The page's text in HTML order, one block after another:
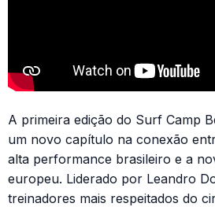
A primeira edição do Surf Camp
um novo capítulo na conexão
alta performance brasileiro e a
europeu. Liderado por Leandro
treinadores mais respeitados do